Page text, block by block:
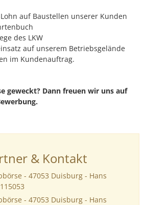
auf Baustellen unserer Kunden
des LKW
auf unserem Betriebsgelände
im Kundenauftrag.
geweckt? Dann freuen wir uns auf
& Kontakt
- 47053 Duisburg - Hans
- 47053 Duisburg - Hans